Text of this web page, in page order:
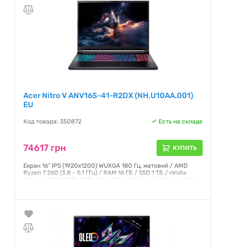
Acer Nitro V ANV16S-41-R2DX (NH.U10AA.001)
EU
Код товара: 350872 Есть на складе
74617 грн КУПИТЬ
Екран 16" IPS (1920x1200) WUXGA 180 Гц, матовий / AMD
Ryzen 7 260 (3.8 - 5.1 ГГц) / RAM 16 ГБ / SSD 1 ТБ / nVidia
GeForce RTX 5070, 8 ГБ / без ОД / LAN / Wi-Fi / Bluetooth /
Гарантия:12 месяцев